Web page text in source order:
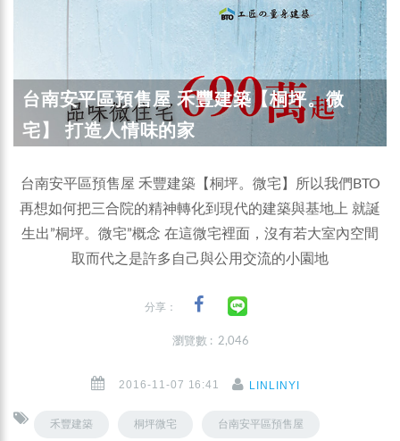
台南安平區預售屋 禾豐建築【桐坪。微
宅】 打造人情味的家
台南安平區預售屋 禾豐建築【桐坪。微宅】所以我們BTO
再想如何把三合院的精神轉化到現代的建築與基地上 就誕
生出”桐坪。微宅”概念 在這微宅裡面，沒有若大室內空間
取而代之是許多自己與公用交流的小園地
分享：
瀏覽數 : 2,046
2016-11-07 16:41 LINLINYI
禾豐建築 桐坪微宅 台南安平區預售屋